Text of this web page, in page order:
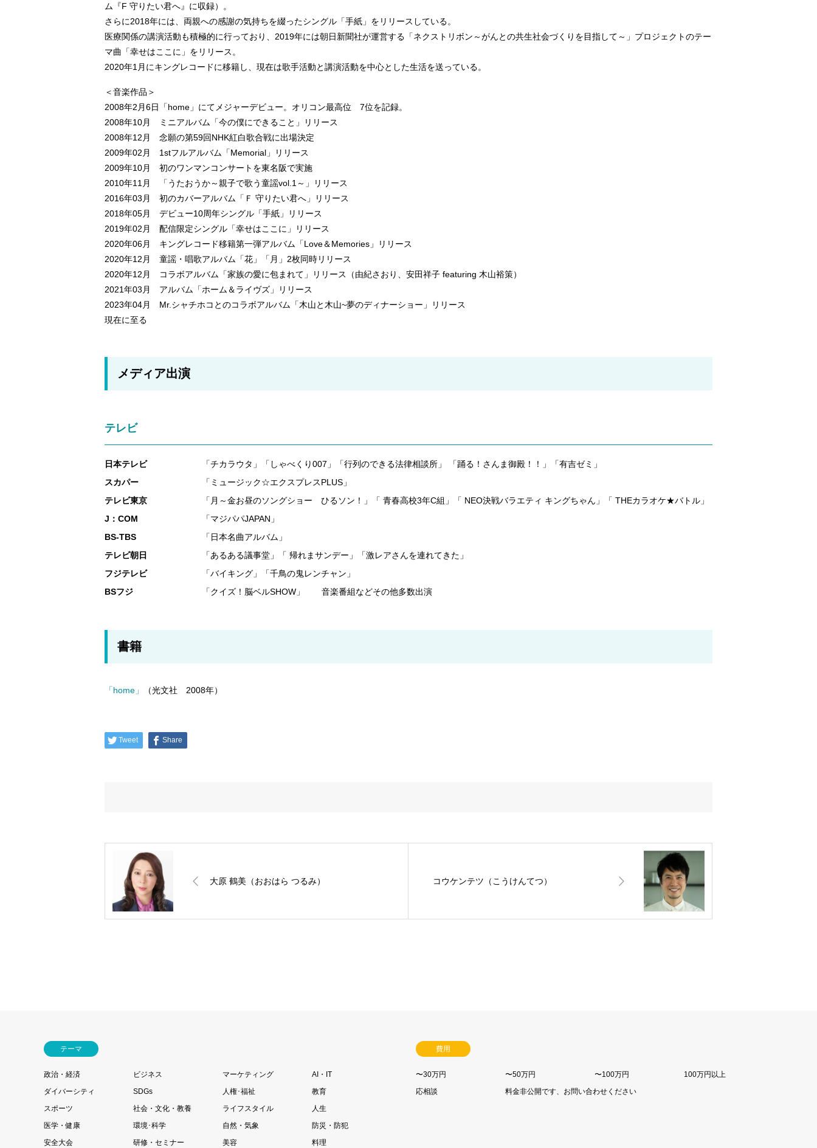
ム『F 守りたい君へ』に収録）。
さらに2018年には、両親への感謝の気持ちを綴ったシングル「手紙」をリリースしている。
医療関係の講演活動も積極的に行っており、2019年には朝日新聞社が運営する「ネクストリボン～がんとの共生社会づくりを目指して～」プロジェクトのテー
マ曲「幸せはここに」をリリース。
2020年1月にキングレコードに移籍し、現在は歌手活動と講演活動を中心とした生活を送っている。
＜音楽作品＞
2008年2月6日「home」にてメジャーデビュー。オリコン最高位 7位を記録。
2008年10月 ミニアルバム「今の僕にできること」リリース
2008年12月 念願の第59回NHK紅白歌合戦に出場決定
2009年02月 1stフルアルバム「Memorial」リリース
2009年10月 初のワンマンコンサートを東名阪で実施
2010年11月 「うたおうか～親子で歌う童謡vol.1～」リリース
2016年03月 初のカバーアルバム「Ｆ 守りたい君へ」リリース
2018年05月 デビュー10周年シングル「手紙」リリース
2019年02月 配信限定シングル「幸せはここに」リリース
2020年06月 キングレコード移籍第一弾アルバム「Love＆Memories」リリース
2020年12月 童謡・唱歌アルバム「花」「月」2枚同時リリース
2020年12月 コラボアルバム「家族の愛に包まれて」リリース（由紀さおり、安田祥子 featuring 木山裕策）
2021年03月 アルバム「ホーム＆ライヴズ」リリース
2023年04月 Mr.シャチホコとのコラボアルバム「木山と木山~夢のディナーショー」リリース
現在に至る
メディア出演
テレビ
日本テレビ
「チカラウタ」「しゃべくり007」「行列のできる法律相談所」 「踊る！さんま御殿！！」「有吉ゼミ」
スカパー
「ミュージック☆エクスプレスPLUS」
テレビ東京
「月～金お昼のソングショー ひるソン！」「 青春高校3年C組」「 NEO決戦バラエティ キングちゃん」「 THEカラオケ★バトル」
J：COM
「マジパパJAPAN」
BS-TBS
「日本名曲アルバム」
テレビ朝日
「あるある議事堂」「 帰れまサンデー」「激レアさんを連れてきた」
フジテレビ
「バイキング」「千鳥の鬼レンチャン」
BSフジ
「クイズ！脳ベルSHOW」 音楽番組などその他多数出演
書籍
「home」 （光文社 2008年）
Tweet Share
大原 鶴美（おおはら つるみ） コウケンテツ（こうけんてつ）
テーマ
政治・経済 ビジネス マーケティング
AI・IT
ダイバーシティ
SDGs 人権･福祉
教育
スポーツ
社会・文化・教養 ライフスタイル
人生
医学・健康
環境･科学 自然・気象
防災・防犯
安全大会
研修・セミナー 美容 料理
費用
〜30万円 〜50万円 〜100万円
100万円以上
応相談
料金非公開です、お問い合わせください